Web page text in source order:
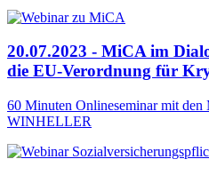
20.07.2023 - MiCA im
die EU-Verordnung für
60 Minuten Onlineseminar mit
WINHELLER